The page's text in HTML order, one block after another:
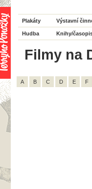
Plakáty Výstavní
Hudba Knihy/
Filmy na
A B C D E F